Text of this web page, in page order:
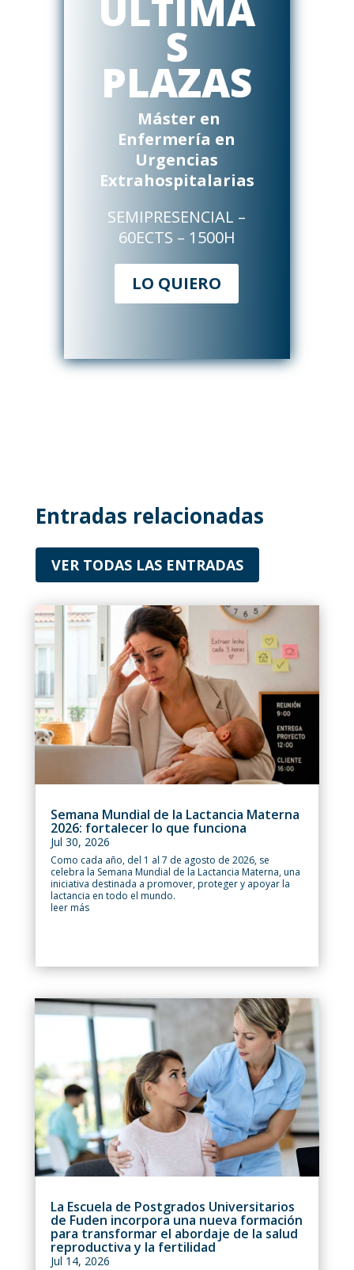
ÚLTIMA
S
PLAZAS
Máster en
Enfermería en
Urgencias
Extrahospitalarias
SEMIPRESENCIAL –
60ECTS – 1500H
LO QUIERO
Entradas relacionadas
VER TODAS LAS ENTRADAS
Semana Mundial de la Lactancia Materna
2026: fortalecer lo que funciona
Jul 30, 2026
Como cada año, del 1 al 7 de agosto de 2026, se
celebra la Semana Mundial de la Lactancia Materna, una
iniciativa destinada a promover, proteger y apoyar la
lactancia en todo el mundo.
leer más
La Escuela de Postgrados Universitarios
de Fuden incorpora una nueva formación
para transformar el abordaje de la salud
reproductiva y la fertilidad
Jul 14, 2026